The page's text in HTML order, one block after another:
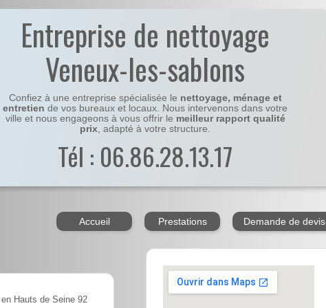
Entreprise de nettoyage
Veneux-les-sablons
Confiez à une entreprise spécialisée le nettoyage, ménage et
entretien de vos bureaux et locaux. Nous intervenons dans votre
ville et nous engageons à vous offrir le meilleur rapport qualité
prix, adapté à votre structure.
Tél : 06.86.28.13.17
Accueil Prestations Demande de devis
Hauts de Seine 92